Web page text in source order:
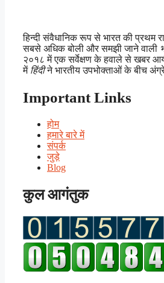
हिन्दी संवैधानिक रूप से भारत की प्रथम
सबसे अधिक बोली और समझी जाने वाली
२०१८ में एक सर्वेक्षण के हवाले से खबर
में हिंदीने भारतीय उपभोक्ताओं के बीच
Important Links
होम
हमारे बारे में
संपर्क
जुड़े
Blog
कुल आगंतुक